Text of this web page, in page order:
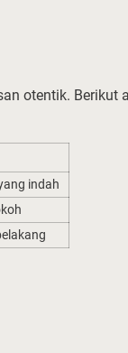
otentik. Berikut
indah